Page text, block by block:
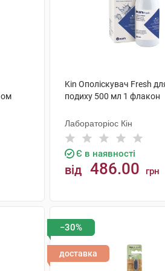
Kin Ополіскувач Fresh
подиху 500 мл 1 флакон
Лабораторіос Кін
Є в наявності
від 486.00 грн
−30%
доставка